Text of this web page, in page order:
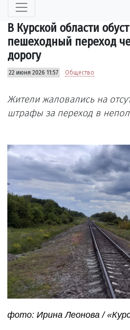
В Курской области
пешеходный переход
дорогу
22 июня 2026 11:57 Общество
Жители жаловались на
штрафы за переход в
фото: Ирина Леонова /